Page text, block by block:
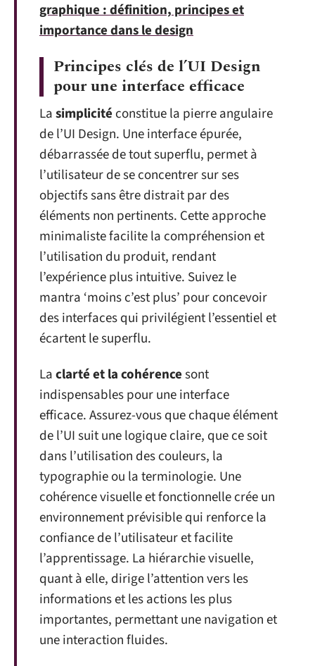
graphique : définition, principes et
importance dans le design
Principes clés de l’UI Design
pour une interface efficace
Lasimplicité constitue la pierre angulaire
de l’UI Design. Une interface épurée,
débarrassée de tout superflu, permet à
l’utilisateur de se concentrer sur ses
objectifs sans être distrait par des
éléments non pertinents. Cette approche
minimaliste facilite la compréhension et
l’utilisation du produit, rendant
l’expérience plus intuitive. Suivez le
mantra ‘moins c’est plus’ pour concevoir
des interfaces qui privilégient l’essentiel et
écartent le superflu.
Laclarté et la cohérencesont
indispensables pour une interface
efficace. Assurez-vous que chaque élément
de l’UI suit une logique claire, que ce soit
dans l’utilisation des couleurs, la
typographie ou la terminologie. Une
cohérence visuelle et fonctionnelle crée un
environnement prévisible qui renforce la
confiance de l’utilisateur et facilite
l’apprentissage. La hiérarchie visuelle,
quant à elle, dirige l’attention vers les
informations et les actions les plus
importantes, permettant une navigation et
une interaction fluides.